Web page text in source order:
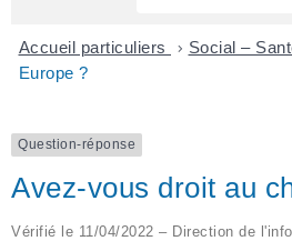
Accueil particuliers > Social –
Europe ?
Question-réponse
Avez-vous droit au
Vérifié le 11/04/2022 – Direction de